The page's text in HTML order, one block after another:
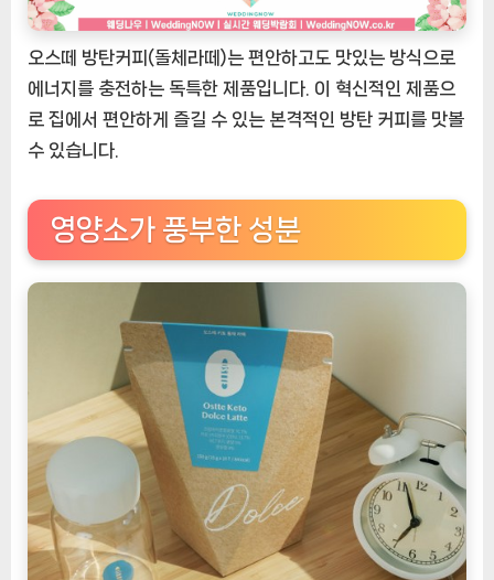
인
기
상
품]
오
스
탄
커
집
서
안
하
게
오스떼 방탄커피(돌체라떼)는 편안하고도 맛있는 방식으로
에너지를 충전하는 독특한 제품입니다. 이 혁신적인 제품으
로 집에서 편안하게 즐길 수 있는 본격적인 방탄 커피를 맛볼
수 있습니다.
영양소가 풍부한 성분